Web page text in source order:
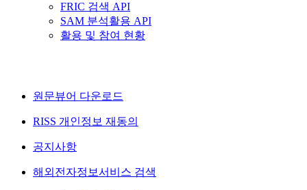
FRIC 검색 API
SAM 분석활용 API
활용 및 참여 현황
원문뷰어 다운로드
RISS 개인정보 재동의
공지사항
해외전자정보서비스 검색